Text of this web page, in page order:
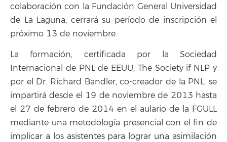
colaboración con la Fundación General Universidad
de La Laguna, cerrará su período de inscripción el
próximo 13 de noviembre.
La formación, certificada por la Sociedad
Internacional de PNL de EEUU, The Society if NLP y
por el Dr. Richard Bandler, co-creador de la PNL, se
impartirá desde el 19 de noviembre de 2013 hasta
el 27 de febrero de 2014 en el aulario de la FGULL
mediante una metodología presencial con el fin de
implicar a los asistentes para lograr una asimilación